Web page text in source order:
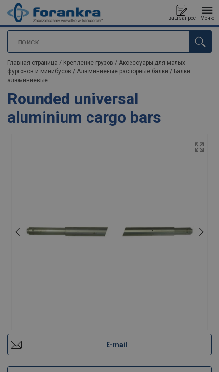
поиск
ваш запрос Меню
Продукт добавлен в ваш запрос
Главная страница / Крепление грузов / Аксессуары для малых
фургонов и минибусов / Алюминиевые распорные балки / Балки
алюминиевые
Rounded universal
aluminium cargo bars
E-mail